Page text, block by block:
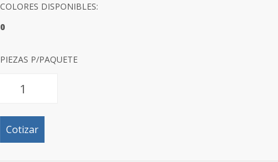
COLORES DISPONIBLES:
0
PIEZAS P/PAQUETE
Cotizar